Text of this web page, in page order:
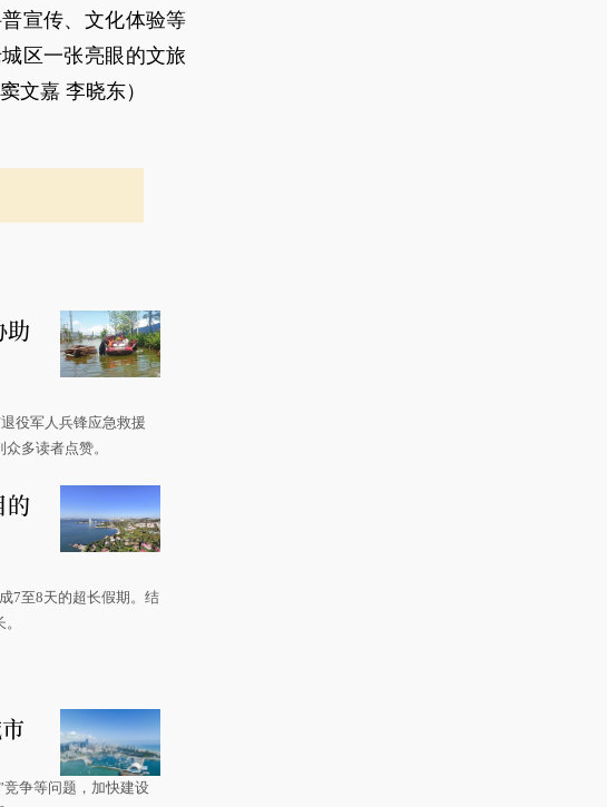
宣传、文化体验等
区一张亮眼的文旅
文嘉 李晓东）
助
役军人兵锋应急救援
多读者点赞。
的
7至8天的超长假期。结
争等问题，加快建设